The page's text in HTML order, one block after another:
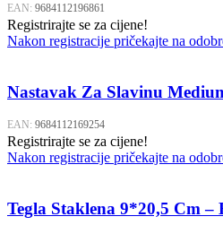
EAN: 9684112196861
Registrirajte se za cijene!
Nakon registracije pričekajte na
Nastavak Za Slavinu
EAN: 9684112169254
Registrirajte se za cijene!
Nakon registracije pričekajte na
Tegla Staklena 9*20,5 Cm –